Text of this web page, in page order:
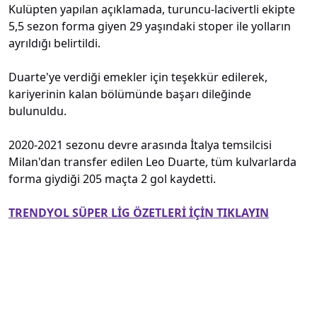
Kulüpten yapılan açıklamada, turuncu-lacivertli ekipte
5,5 sezon forma giyen 29 yaşındaki stoper ile yolların
ayrıldığı belirtildi.
Duarte'ye verdiği emekler için teşekkür edilerek,
kariyerinin kalan bölümünde başarı dileğinde
bulunuldu.
2020-2021 sezonu devre arasında İtalya temsilcisi
Milan'dan transfer edilen Leo Duarte, tüm kulvarlarda
forma giydiği 205 maçta 2 gol kaydetti.
TRENDYOL SÜPER LİG ÖZETLERİ İÇİN TIKLAYIN